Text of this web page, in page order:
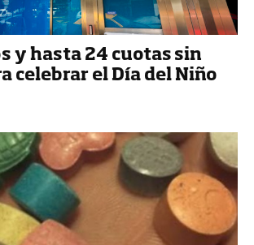
y hasta 24 cuotas sin
celebrar el Día del Niño